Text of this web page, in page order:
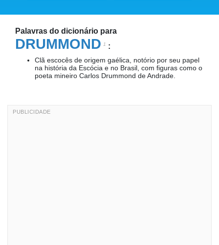
Palavras do dicionário para
DRUMMOND 1 :
Clã escocês de origem gaélica, notório por seu papel
na história da Escócia e no Brasil, com figuras como o
poeta mineiro Carlos Drummond de Andrade.